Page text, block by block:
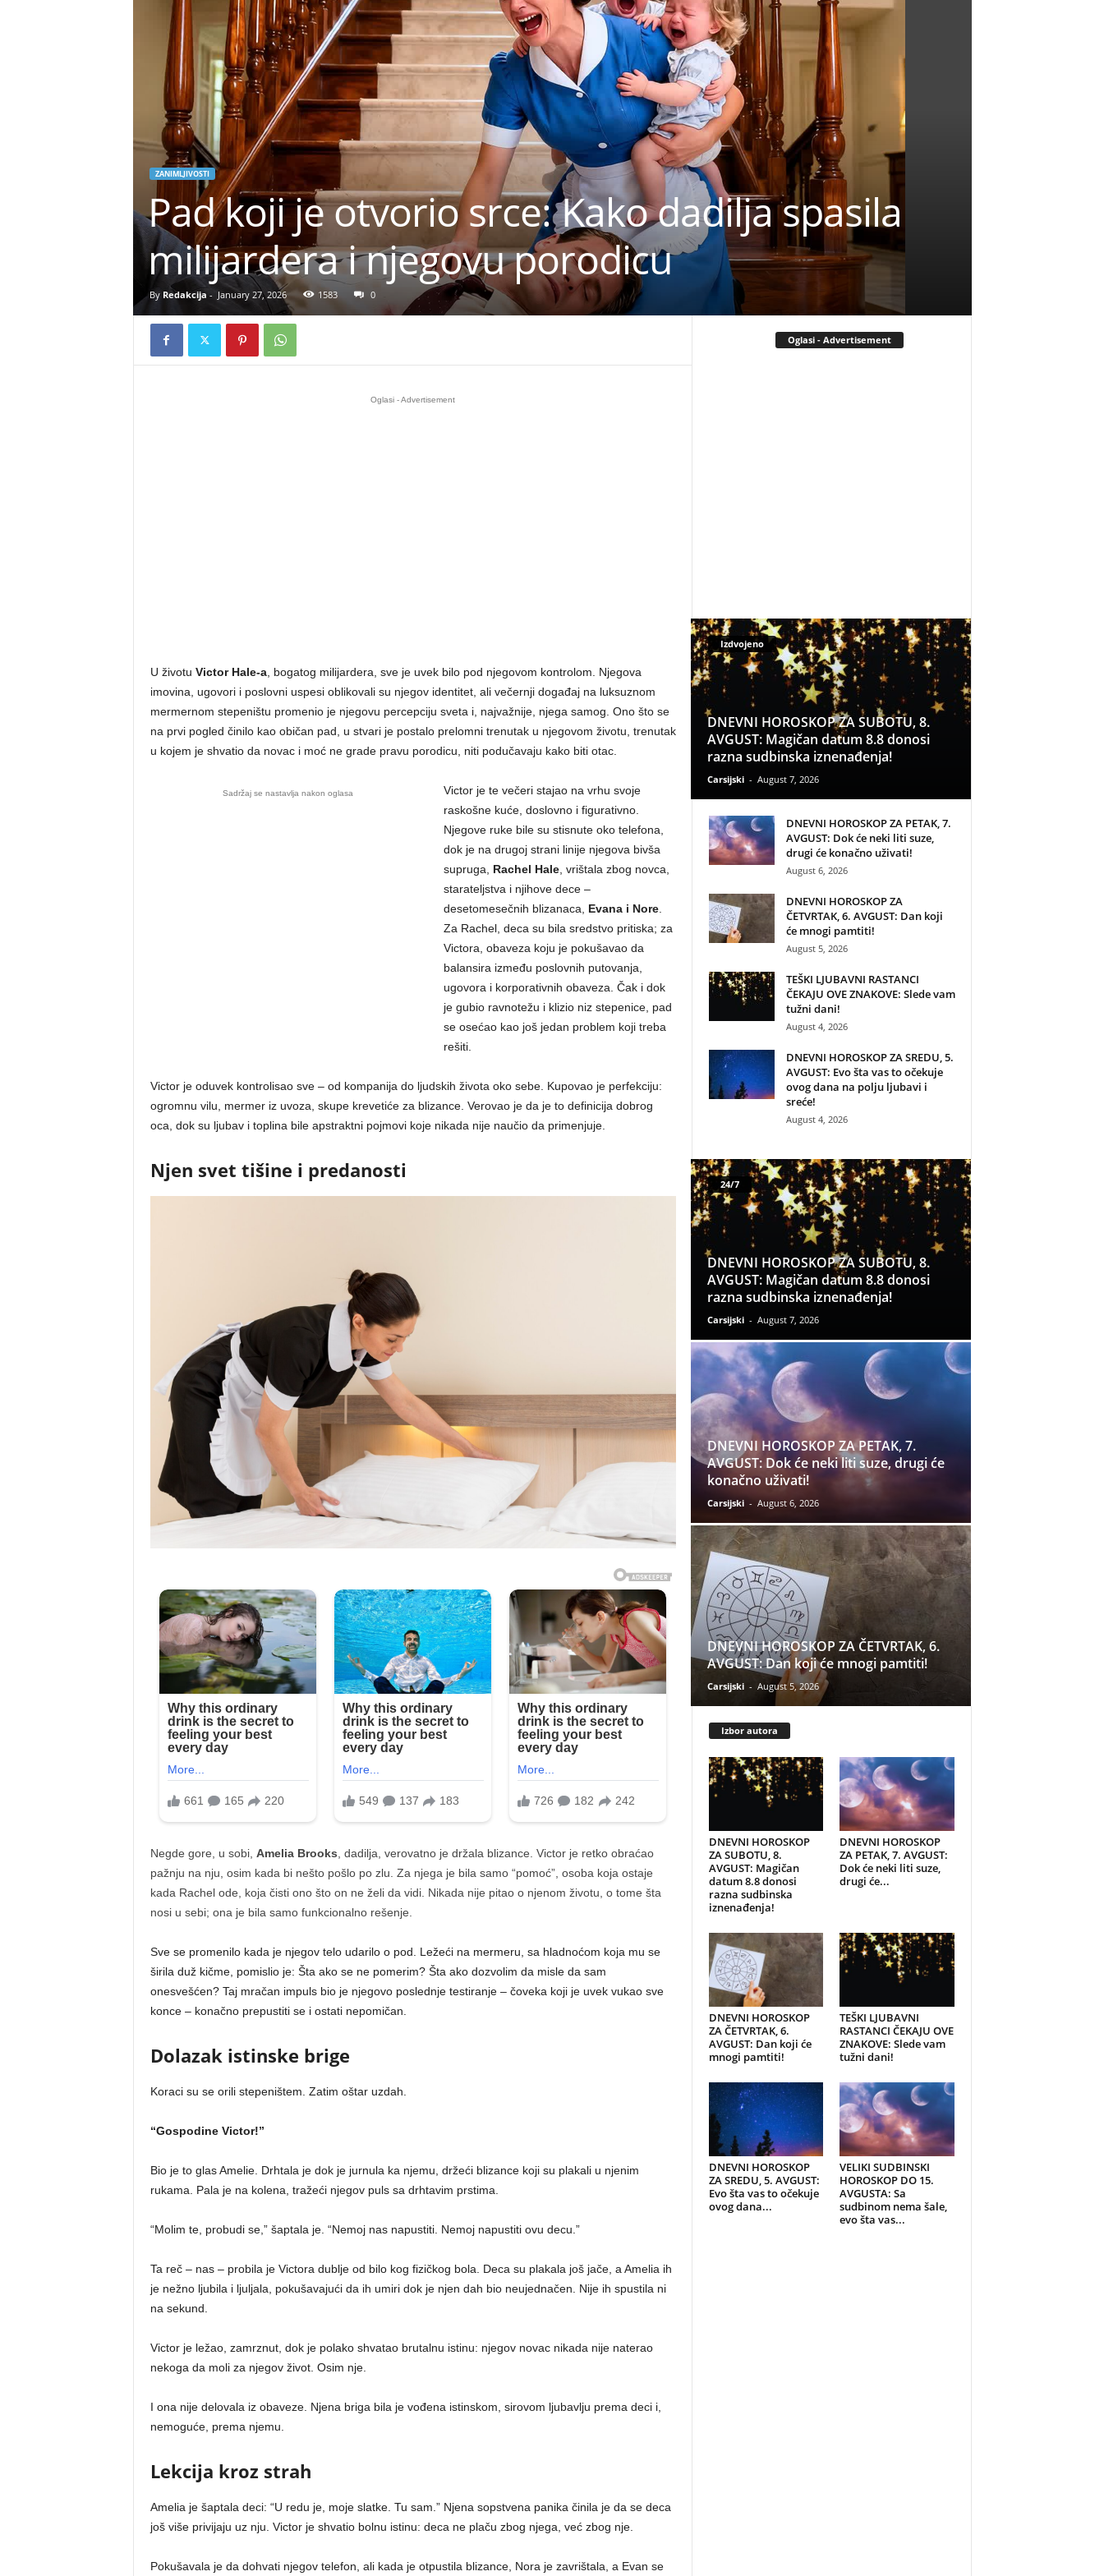
ZANIMLJIVOSTI
Pad koji je otvorio srce: Kako dadilja spasila
milijardera i njegovu porodicu
By Redakcija - January 27, 2026 1583 0
Oglasi - Advertisement
U životu Victor Hale-a, bogatog milijardera, sve je uvek bilo pod njegovom kontrolom. Njegova
imovina, ugovori i poslovni uspesi oblikovali su njegov identitet, ali večernji događaj na luksuznom
mermernom stepeništu promenio je njegovu percepciju sveta i, najvažnije, njega samog. Ono što se
na prvi pogled činilo kao običan pad, u stvari je postalo prelomni trenutak u njegovom životu, trenutak
u kojem je shvatio da novac i moć ne grade pravu porodicu, niti podučavaju kako biti otac.
Sadržaj se nastavlja nakon oglasa
Victor je te večeri stajao na vrhu svoje
raskošne kuće, doslovno i figurativno.
Njegove ruke bile su stisnute oko telefona,
dok je na drugoj strani linije njegova bivša
supruga, Rachel Hale, vrištala zbog novca,
starateljstva i njihove dece –
desetomesečnih blizanaca,
Evana i Nore.
Za Rachel, deca su bila sredstvo pritiska; za
Victora, obaveza koju je pokušavao da
balansira između poslovnih putovanja,
ugovora i korporativnih obaveza. Čak i dok
je gubio ravnotežu i klizio niz stepenice, pad
se osećao kao još jedan problem koji treba
rešiti.
Victor je oduvek kontrolisao sve – od kompanija do ljudskih života oko sebe. Kupovao je perfekciju:
ogromnu vilu, mermer iz uvoza, skupe krevetiće za blizance. Verovao je da je to definicija dobrog
oca, dok su ljubav i toplina bile apstraktni pojmovi koje nikada nije naučio da primenjuje.
Njen svet tišine i predanosti
Negde gore, u sobi, Amelia Brooks , dadilja, verovatno je držala blizance. Victor je retko obraćao
pažnju na nju, osim kada bi nešto pošlo po zlu. Za njega je bila samo “pomoć”, osoba koja ostaje
kada Rachel ode, koja čisti ono što on ne želi da vidi. Nikada nije pitao o njenom životu, o tome šta
nosi u sebi; ona je bila samo funkcionalno rešenje.
Sve se promenilo kada je njegov telo udarilo o pod. Ležeći na mermeru, sa hladnoćom koja mu se
širila duž kičme, pomislio je: Šta ako se ne pomerim? Šta ako dozvolim da misle da sam
onesvešćen? Taj mračan impuls bio je njegovo poslednje testiranje – čoveka koji je uvek vukao sve
konce – konačno prepustiti se i ostati nepomičan.
Dolazak istinske brige
Koraci su se orili stepeništem. Zatim oštar uzdah.
“Gospodine Victor!”
Bio je to glas Amelie. Drhtala je dok je jurnula ka njemu, držeći blizance koji su plakali u njenim
rukama. Pala je na kolena, tražeći njegov puls sa drhtavim prstima.
“Molim te, probudi se,” šaptala je. “Nemoj nas napustiti. Nemoj napustiti ovu decu.”
Ta reč – nas – probila je Victora dublje od bilo kog fizičkog bola. Deca su plakala još jače, a Amelia ih
je nežno ljubila i ljuljala, pokušavajući da ih umiri dok je njen dah bio neujednačen. Nije ih spustila ni
na sekund.
Victor je ležao, zamrznut, dok je polako shvatao brutalnu istinu: njegov novac nikada nije naterao
nekoga da moli za njegov život. Osim nje.
I ona nije delovala iz obaveze. Njena briga bila je vođena istinskom, sirovom ljubavlju prema deci i,
nemoguće, prema njemu.
Lekcija kroz strah
Amelia je šaptala deci: “U redu je, moje slatke. Tu sam.” Njena sopstvena panika činila je da se deca
još više privijaju uz nju. Victor je shvatio bolnu istinu: deca ne plaču zbog njega, već zbog nje.
Pokušavala je da dohvati njegov telefon, ali kada je otpustila blizance, Nora je zavrištala, a Evan se
Oglasi - Advertisement
Izdvojeno
DNEVNI HOROSKOP ZA SUBOTU, 8.
AVGUST: Magičan datum 8.8 donosi
razna sudbinska iznenađenja!
Carsijski - August 7, 2026
DNEVNI HOROSKOP ZA PETAK, 7.
AVGUST: Dok će neki liti suze,
drugi će konačno uživati!
August 6, 2026
DNEVNI HOROSKOP ZA
ČETVRTAK, 6. AVGUST: Dan koji
će mnogi pamtiti!
August 5, 2026
TEŠKI LJUBAVNI RASTANCI
ČEKAJU OVE ZNAKOVE: Slede vam
tužni dani!
August 4, 2026
DNEVNI HOROSKOP ZA SREDU, 5.
AVGUST: Evo šta vas to očekuje
ovog dana na polju ljubavi i
sreće!
August 4, 2026
24/7
DNEVNI HOROSKOP ZA SUBOTU, 8.
AVGUST: Magičan datum 8.8 donosi
razna sudbinska iznenađenja!
Carsijski - August 7, 2026
DNEVNI HOROSKOP ZA PETAK, 7.
AVGUST: Dok će neki liti suze, drugi će
konačno uživati!
Carsijski - August 6, 2026
DNEVNI HOROSKOP ZA ČETVRTAK, 6.
AVGUST: Dan koji će mnogi pamtiti!
Carsijski - August 5, 2026
Izbor autora
DNEVNI HOROSKOP
ZA SUBOTU, 8.
AVGUST: Magičan
datum 8.8 donosi
razna sudbinska
iznenađenja!
DNEVNI HOROSKOP
ZA PETAK, 7. AVGUST:
Dok će neki liti suze,
drugi će...
DNEVNI HOROSKOP
ZA ČETVRTAK, 6.
AVGUST: Dan koji će
mnogi pamtiti!
TEŠKI LJUBAVNI
RASTANCI ČEKAJU OVE
ZNAKOVE: Slede vam
tužni dani!
DNEVNI HOROSKOP
ZA SREDU, 5. AVGUST:
Evo šta vas to očekuje
ovog dana...
VELIKI SUDBINSKI
HOROSKOP DO 15.
AVGUSTA: Sa
sudbinom nema šale,
evo šta vas...